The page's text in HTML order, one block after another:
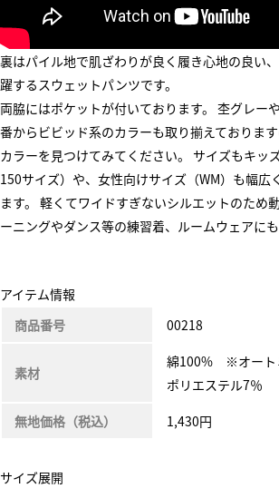
裏はパイル地で肌ざわりが良く履き心地の良い
躍するスウェットパンツです。
両脇にはポケットが付いております。 杢グレー
番からビビッド系のカラーも取り揃えておりま
カラーを見つけてみてください。 サイズもキッ
150サイズ）や、女性向けサイズ（WM）も幅広
ます。 軽くてワイドすぎないシルエットのため
ーニングやダンス等の練習着、ルームウェアにも
アイテム情報
商品番号
00218
素材
綿100% ※オート
ポリエステル7％
無地価格（税込）
1,430円
サイズ展開